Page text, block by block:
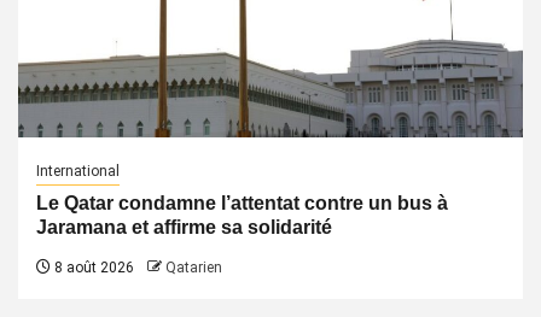
International
Le Qatar condamne l’attentat contre un bus à
Jaramana et affirme sa solidarité
8 août 2026 Qatarien